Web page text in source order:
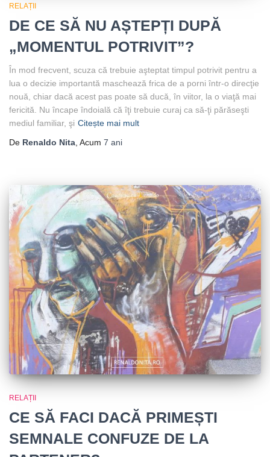
RELAȚII
DE CE SĂ NU AȘTEPȚI DUPĂ
„MOMENTUL POTRIVIT”?
În mod frecvent, scuza că trebuie aşteptat timpul potrivit pentru a
lua o decizie importantă maschează frica de a porni într-o direcţie
nouă, chiar dacă acest pas poate să ducă, în viitor, la o viaţă mai
fericită. Nu încape îndoială că îţi trebuie curaj ca să-ţi părăseşti
mediul familiar, şi Citește mai mult
De Renaldo Nita , Acum 7 ani
RELAȚII
CE SĂ FACI DACĂ PRIMEȘTI
SEMNALE CONFUZE DE LA